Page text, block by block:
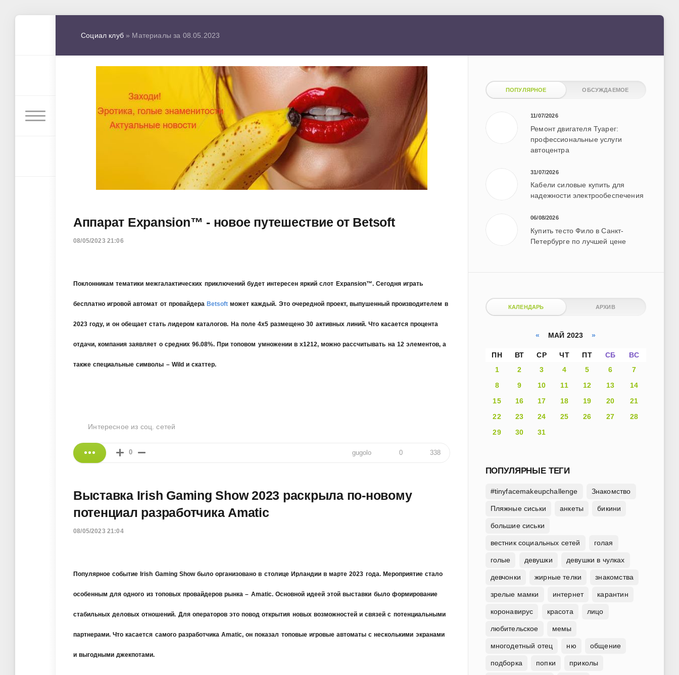
Социал клуб» Материалы за 08.05.2023
Аппарат Expansion™ - новое путешествие от Betsoft
08/05/2023 21:06
Поклонникам тематики межгалактических приключений будет интересен яркий слот Expansion™. Сегодня играть
бесплатно игровой автомат от провайдера Betsoft может каждый. Это очередной проект, выпушенный производителем в
2023 году, и он обещает стать лидером каталогов. На поле 4х5 размещено 30 активных линий. Что касается процента
отдачи, компания заявляет о средних 96.08%. При топовом умножении в х1212, можно рассчитывать на 12 элементов, а
также специальные символы – Wild и скаттер.
Интересное из соц. сетей
0 gugolo 0 338
Выставка Irish Gaming Show 2023 раскрыла по-новому
потенциал разработчика Amatic
08/05/2023 21:04
Популярное событие Irish Gaming Show было организовано в столице Ирландии в марте 2023 года. Мероприятие стало
особенным для одного из топовых провайдеров рынка – Amatic. Основной идеей этой выставки было формирование
стабильных деловых отношений. Для операторов это повод открытия новых возможностей и связей с потенциальными
партнерами. Что касается самого разработчика Amatic, он показал топовые игровые автоматы с несколькими экранами
и выгодными джекпотами.
ПОПУЛЯРНОЕ ОБСУЖДАЕМОЕ
11/07/2026
Ремонт двигателя Туарег:
профессиональные услуги
автоцентра
31/07/2026
Кабели силовые купить для
надежности электрообеспечения
06/08/2026
Купить тесто Фило в Санкт-
Петербурге по лучшей цене
КАЛЕНДАРЬ АРХИВ
« МАЙ 2023 »
ПН ВТ СР ЧТ ПТ СБ
ВС
1
2 3 4 5 6
7
8
9 10 11 12 13
14
15
16 17 18 19 20
21
22
23 24 25 26 27
28
29
30 31
ПОПУЛЯРНЫЕ ТЕГИ
#tinyfacemakeupchallenge Знакомство
Пляжные сиськи анкеты бикини
большие сиськи
вестник социальных сетей голая
голые девушки девушки в чулках
девчонки жирные телки знакомства
зрелые мамки интернет карантин
коронавирус красота лицо
любительское мемы
многодетный отец ню общение
подборка попки приколы